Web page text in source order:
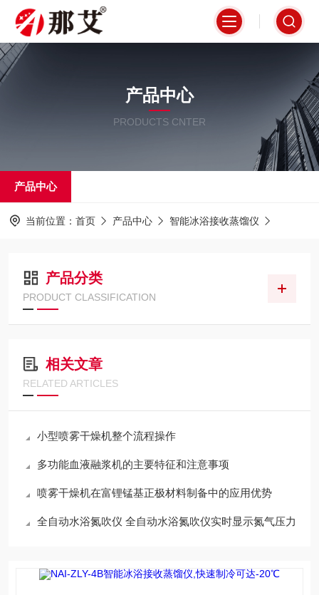
产品中心
PRODUCTS CNTER
产品中心
当前位置： 首页 产品中心 智能冰浴接收蒸馏仪
产品分类
PRODUCT CLASSIFICATION
相关文章
RELATED ARTICLES
小型喷雾干燥机整个流程操作
多功能血液融浆机的主要特征和注意事项
喷雾干燥机在富锂锰基正极材料制备中的应用优势
全自动水浴氮吹仪 全自动水浴氮吹仪实时显示氮气压力